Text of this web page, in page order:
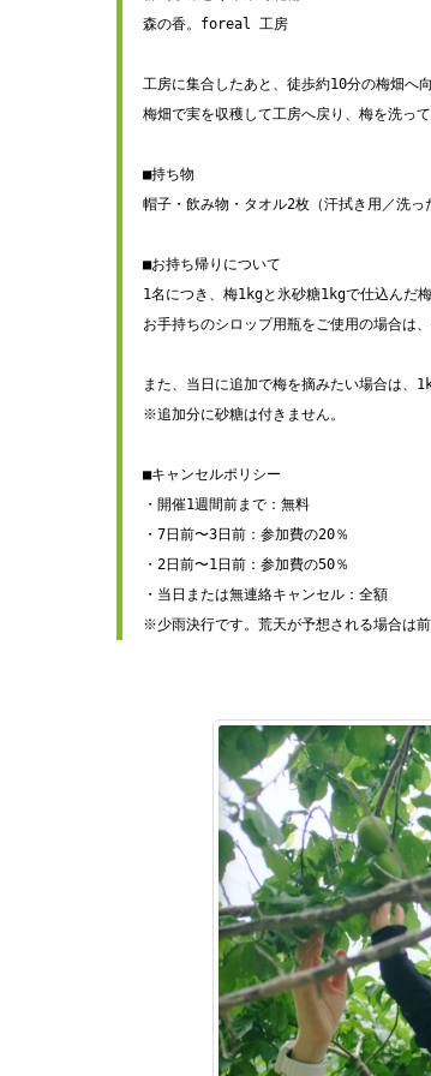
森の香。foreal 工房
工房に集合したあと、徒歩約10分の梅畑へ向
梅畑で実を収穫して工房へ戻り、梅を洗っ
■持ち物
帽子・飲み物・タオル2枚（汗拭き用／洗
■お持ち帰りについて
1名につき、梅1kgと氷砂糖1kgで仕込んだ
お手持ちのシロップ用瓶をご使用の場合は
また、当日に追加で梅を摘みたい場合は、
※追加分に砂糖は付きません。
■キャンセルポリシー
・開催1週間前まで：無料
・7日前〜3日前：参加費の20％
・2日前〜1日前：参加費の50％
・当日または無連絡キャンセル：全額
※少雨決行です。荒天が予想される場合は